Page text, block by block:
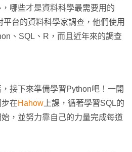
哪些才是資料科學最需要用的
平台的資料科學家調查，他們使用
、SQL、R，而且近年來的調查
接下來準備學習Python吧！一開
步在Hahow 上課，循著學習SQL的
，並努力靠自己的力量完成每道